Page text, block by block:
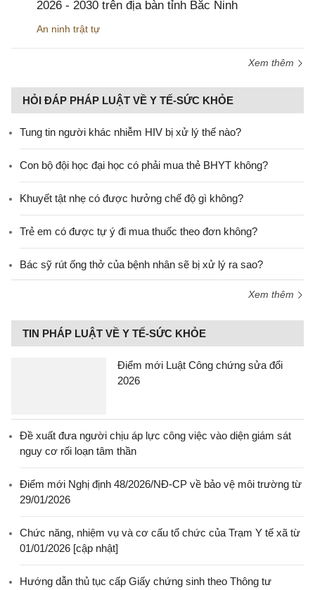
2026 - 2030 trên địa bàn tỉnh Bắc Ninh
An ninh trật tự
Xem thêm
HỎI ĐÁP PHÁP LUẬT VỀ Y TẾ-SỨC KHỎE
Tung tin người khác nhiễm HIV bị xử lý thế nào?
Con bộ đội học đại học có phải mua thẻ BHYT không?
Khuyết tật nhẹ có được hưởng chế độ gì không?
Trẻ em có được tự ý đi mua thuốc theo đơn không?
Bác sỹ rút ống thở của bệnh nhân sẽ bị xử lý ra sao?
Xem thêm
TIN PHÁP LUẬT VỀ Y TẾ-SỨC KHỎE
Điểm mới Luật Công chứng sửa đổi
2026
Đề xuất đưa người chịu áp lực công việc vào diện giám sát
nguy cơ rối loạn tâm thần
Điểm mới Nghị định 48/2026/NĐ-CP về bảo vệ môi trường từ
29/01/2026
Chức năng, nhiệm vụ và cơ cấu tổ chức của Trạm Y tế xã từ
01/01/2026 [cập nhật]
Hướng dẫn thủ tục cấp Giấy chứng sinh theo Thông tư